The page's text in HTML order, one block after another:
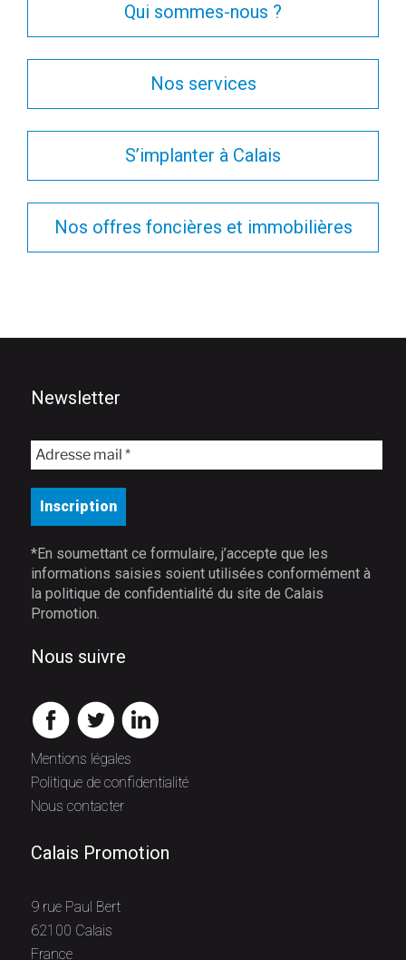
Qui sommes-nous ?
Nos services
S’implanter à Calais
Nos offres foncières et immobilières
Calais Promotion
9 rue Paul Bert
62100 Calais
France
Mentions légales
Politique de confidentialité
Nous contacter
Nous suivre
Newsletter
*En soumettant ce formulaire, j’accepte que les
informations saisies soient utilisées conformément à
la politique de confidentialité du site de Calais
Promotion.